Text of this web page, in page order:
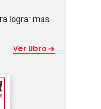
lograr más
Ver libro